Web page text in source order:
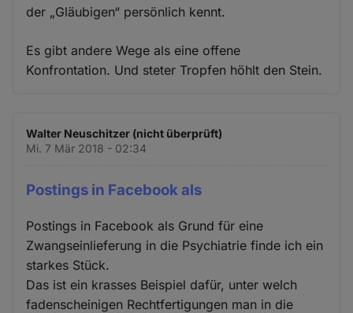
der „Gläubigen“ persönlich kennt.
Es gibt andere Wege als eine offene
Konfrontation. Und steter Tropfen höhlt den Stein.
Walter Neuschitzer (nicht überprüft)
Mi. 7 Mär 2018 - 02:34
Postings in Facebook als
Postings in Facebook als Grund für eine
Zwangseinlieferung in die Psychiatrie finde ich ein
starkes Stück.
Das ist ein krasses Beispiel dafür, unter welch
fadenscheinigen Rechtfertigungen man in die